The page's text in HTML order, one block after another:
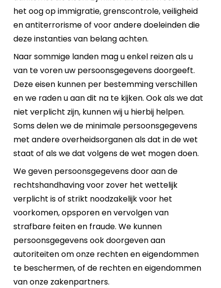
het oog op immigratie, grenscontrole, veiligheid
en antiterrorisme of voor andere doeleinden die
deze instanties van belang achten.
Naar sommige landen mag u enkel reizen als u
van te voren uw persoonsgegevens doorgeeft.
Deze eisen kunnen per bestemming verschillen
en we raden u aan dit na te kijken. Ook als we dat
niet verplicht zijn, kunnen wij u hierbij helpen.
Soms delen we de minimale persoonsgegevens
met andere overheidsorganen als dat in de wet
staat of als we dat volgens de wet mogen doen.
We geven persoonsgegevens door aan de
rechtshandhaving voor zover het wettelijk
verplicht is of strikt noodzakelijk voor het
voorkomen, opsporen en vervolgen van
strafbare feiten en fraude. We kunnen
persoonsgegevens ook doorgeven aan
autoriteiten om onze rechten en eigendommen
te beschermen, of de rechten en eigendommen
van onze zakenpartners.